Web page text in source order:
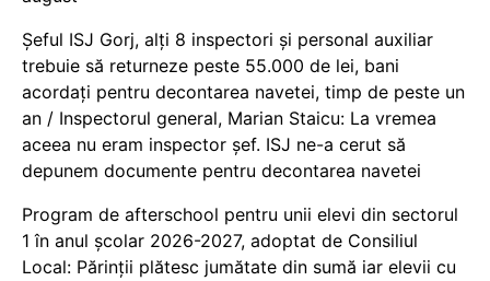
Șeful ISJ Gorj, alți 8 inspectori și personal auxiliar
trebuie să returneze peste 55.000 de lei, bani
acordați pentru decontarea navetei, timp de peste un
an / Inspectorul general, Marian Staicu: La vremea
aceea nu eram inspector șef. ISJ ne-a cerut să
depunem documente pentru decontarea navetei
Program de afterschool pentru unii elevi din sectorul
1 în anul școlar 2026-2027, adoptat de Consiliul
Local: Părinții plătesc jumătate din sumă iar elevii cu